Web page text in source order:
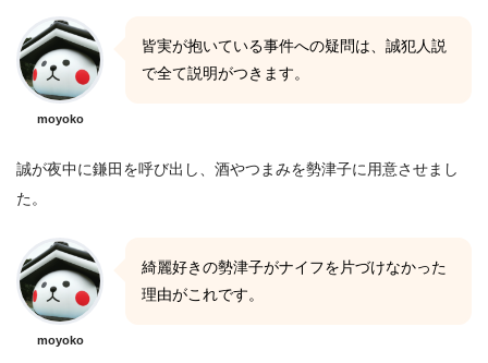
moyoko
皆実が抱いている事件への疑問は、誠犯人説
で全て説明がつきます。
誠が夜中に鎌田を呼び出し、酒やつまみを勢津子に用意させまし
た。
moyoko
綺麗好きの勢津子がナイフを片づけなかった
理由がこれです。